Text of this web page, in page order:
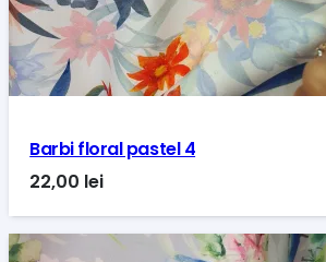
Barbi floral pastel 4
22,00 lei